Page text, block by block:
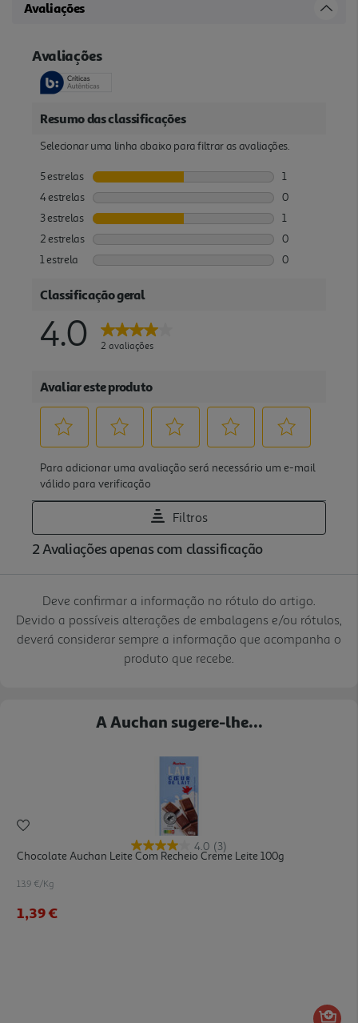
Avaliações
Deve confirmar a informação no rótulo do artigo.
Devido a possíveis alterações de embalagens e/ou rótulos,
deverá considerar sempre a informação que acompanha o
produto que recebe.
A Auchan sugere-lhe...
4.0 (3)
Chocolate Auchan Leite Com Recheio Creme Leite 100g
13.9 €/Kg
1,39 €